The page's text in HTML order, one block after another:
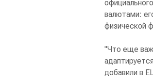
валютами:
физической
"Что еще
добавили в